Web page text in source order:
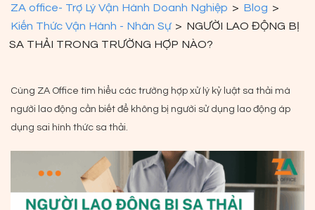
ZA office- Trợ Lý Vận Hành Doanh Nghiệp > Blog >
Kiến Thức Vận Hành - Nhân Sự > NGƯỜI LAO ĐỘNG BỊ
SA THẢI TRONG TRƯỜNG HỢP NÀO?
Cùng ZA Office tìm hiểu các trường hợp xử lý kỷ luật sa thải mà
người lao động cần biết để không bị người sử dụng lao động áp
dụng sai hình thức sa thải.